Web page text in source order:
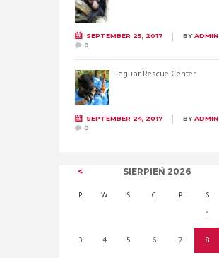
SEPTEMBER 25, 2017 BYADMIN
0
Jaguar Rescue Center
SEPTEMBER 24, 2017 BYADMIN
0
SIERPIEŃ 2026
P W Ś C P S
1
3
4 5 6 7 8